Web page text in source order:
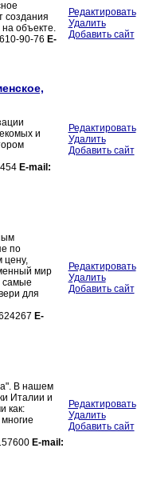
создания
на объекте.
90-76 E-
Редактировать
Удалить
Добавить сайт
и
E-mail:
Редактировать
Удалить
Добавить сайт
по
мир
самые
для
E-
Редактировать
Удалить
Добавить сайт
В нашем
Италии и
как:
E-mail:
Редактировать
Удалить
Добавить сайт